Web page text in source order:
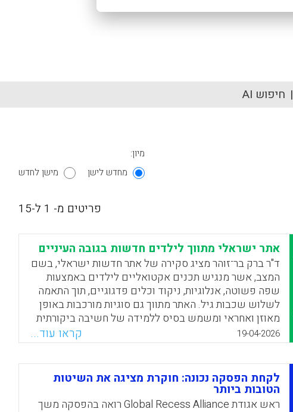
חיפוש AI
מיון:
מחדש לישן
מישן לחדש
פריטים מ- 1 ל-15
אתר ישראלי מתווך לילדים חדשות בגובה העיניים
ד"ר ברק בר־זוהר מציג סקירה של אתר חדשות ישראלי, בשם
המצב, אשר מנגיש תכנים אקטואליים לילדים באמצעות
שפה פשוטה, אנלוגיות, ניקוד וכלים פדגוגיים, תוך התאמה
לשלוש שכבות גיל. האתר מתווך גם סוגיות מורכבות באופן
מאוזן ואחראי ומשמש בסיס ללמידה של חשיבה ביקורתית
ואוריינות תקשורת. בנוסף, האתר משלב חידונים ותכנים
שנכתבים בידי ילדים בליווי מומחים, תוך הקפדה על
בטיחות, פרטיות וחוויית משתמש מותאמת.
WhatsApp
Facebook
Email
X
19-04-2026 קראו עוד...
לקחת הפסקה נכונה: חוקרת מציגה את השיטות
הטובות ביותר
ראש אגודת Global Recess Alliance רואה בהפסקה משך